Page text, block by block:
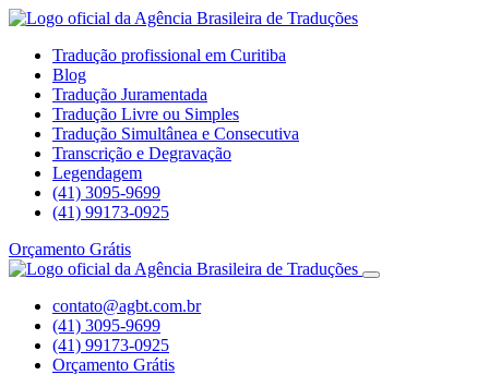
Tradução profissional em Curitiba
Blog
Tradução Juramentada
Tradução Livre ou Simples
Tradução Simultânea e Consecutiva
Transcrição e Degravação
Legendagem
(41) 3095-9699
(41) 99173-0925
Orçamento Grátis
contato@agbt.com.br
(41) 3095-9699
(41) 99173-0925
Orçamento Grátis